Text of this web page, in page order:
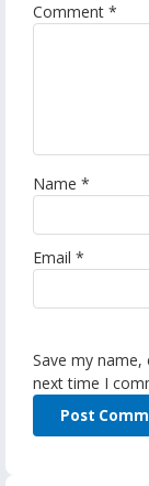
Comment *
Name *
Email *
Save my
next time I